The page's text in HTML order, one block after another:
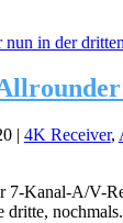
| 4K Receiver,
7-Kanal-A/V-
dritte,